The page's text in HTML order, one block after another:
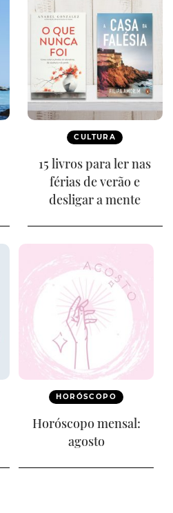
CULTURA
15 livros para ler nas
férias de verão e
desligar a mente
HORÓSCOPO
Horóscopo mensal:
agosto